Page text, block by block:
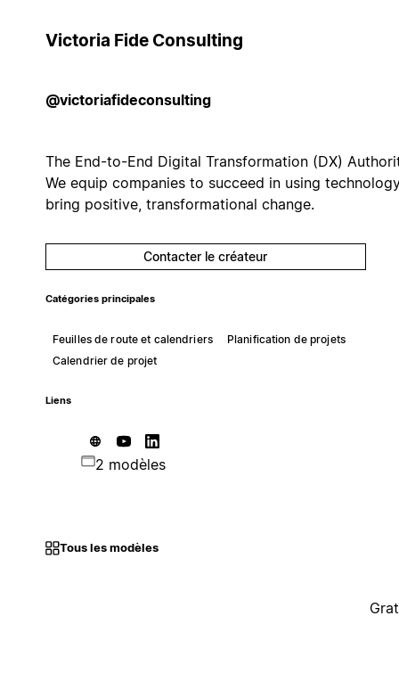
Victoria Fide Consulting
@victoriafideconsulting
The End-to-End Digital Transformation (DX)
We equip companies to succeed in using
bring positive, transformational change.
Contacter le créateur
Catégories principales
Feuilles de route et calendriers
Planification de projets
Calendrier de projet
Liens
2 modèles
Tous les modèles